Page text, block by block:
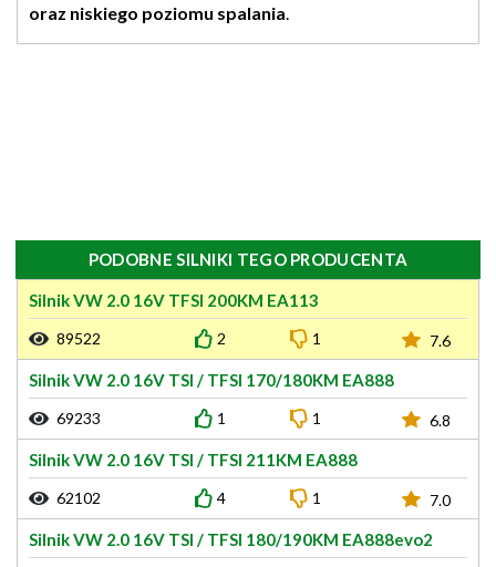
oraz niskiego poziomu spalania.
PODOBNE SILNIKI TEGO PRODUCENTA
Silnik VW 2.0 16V TFSI 200KM EA113
89522 2 1 7.6
Silnik VW 2.0 16V TSI / TFSI 170/180KM EA888
69233 1 1 6.8
Silnik VW 2.0 16V TSI / TFSI 211KM EA888
62102 4 1 7.0
Silnik VW 2.0 16V TSI / TFSI 180/190KM EA888evo2